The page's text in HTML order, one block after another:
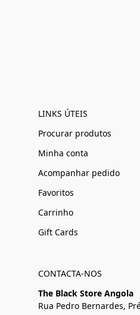
LINKS ÚTEIS
Procurar produtos
Minha conta
Acompanhar pedido
Favoritos
Carrinho
Gift Cards
CONTACTA-NOS
The Black Store Angola
Rua Pedro Bernardes,